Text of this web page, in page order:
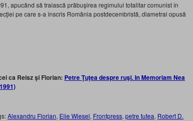
apucând să traiască prăbuşirea regimului totalitar comunist în
pe care s-a înscris România postdecembristă, diametral opusă
ca Reisz şi Florian: Petre Ţuţea despre ruşi. In Memoriam Nea
Alexandru Florian, Elie Wiesel, Frontpress, petre tutea, Robert D.